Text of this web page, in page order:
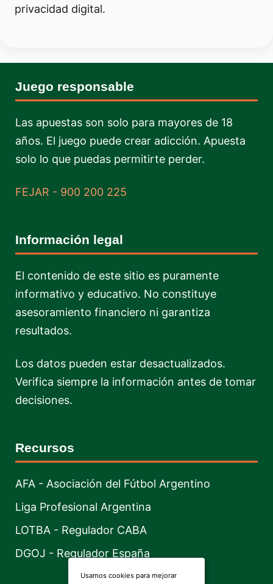
privacidad digital.
Juego responsable
Las apuestas son solo para mayores de 18
años. El juego puede crear adicción. Apuesta
solo lo que puedas permitirte perder.
FEJAR - 900 200 225
Información legal
El contenido de este sitio es puramente
informativo y educativo. No constituye
asesoramiento financiero ni garantiza
resultados.
Los datos pueden estar desactualizados.
Verifica siempre la información antes de tomar
decisiones.
Recursos
AFA - Asociación del Fútbol Argentino
Liga Profesional Argentina
LOTBA - Regulador CABA
DGOJ - Regulador España
Usamos cookies para mejorar